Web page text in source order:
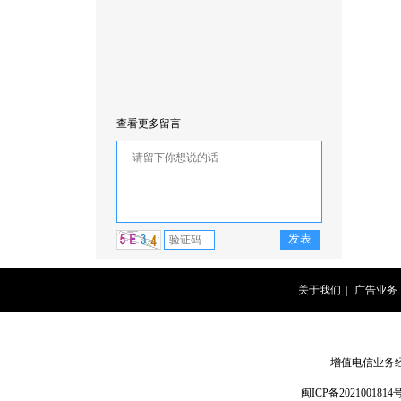
查看更多留言
关于我们 广告业务
增值电信业务
闽ICP备2021001814